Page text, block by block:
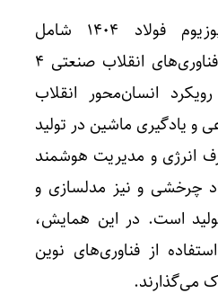
محورهای اصلی سمپوزیوم فولاد ۱۴۰۴ شامل
موضوعاتی چون نقش فناوری‌های انقلاب صنعتی ۴
انسان‌محور انقلاب
و یادگیری ماشین در تولید
انرژی و مدیریت هوشمند
چرخشی و نیز مدلسازی و
است. در این همایش،
از فناوری‌های نوین
می‌گذارند.